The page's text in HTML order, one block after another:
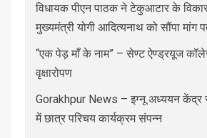
विधायक पीएन पाठक ने टेकुआटार के
मुख्यमंत्री योगी आदित्यनाथ को सौंपा मांग
“एक पेड़ माँ के नाम” – सेण्ट ऐण्ड्रयूज
वृक्षारोपण
Gorakhpur News – इग्नू अध्ययन
में छात्र परिचय कार्यक्रम संपन्न